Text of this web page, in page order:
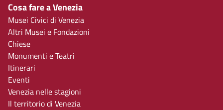
Cosa fare a Venezia
Musei Civici di Venezia
Altri Musei e Fondazioni
Chiese
Monumenti e Teatri
Itinerari
Eventi
Venezia nelle stagioni
Il territorio di Venezia